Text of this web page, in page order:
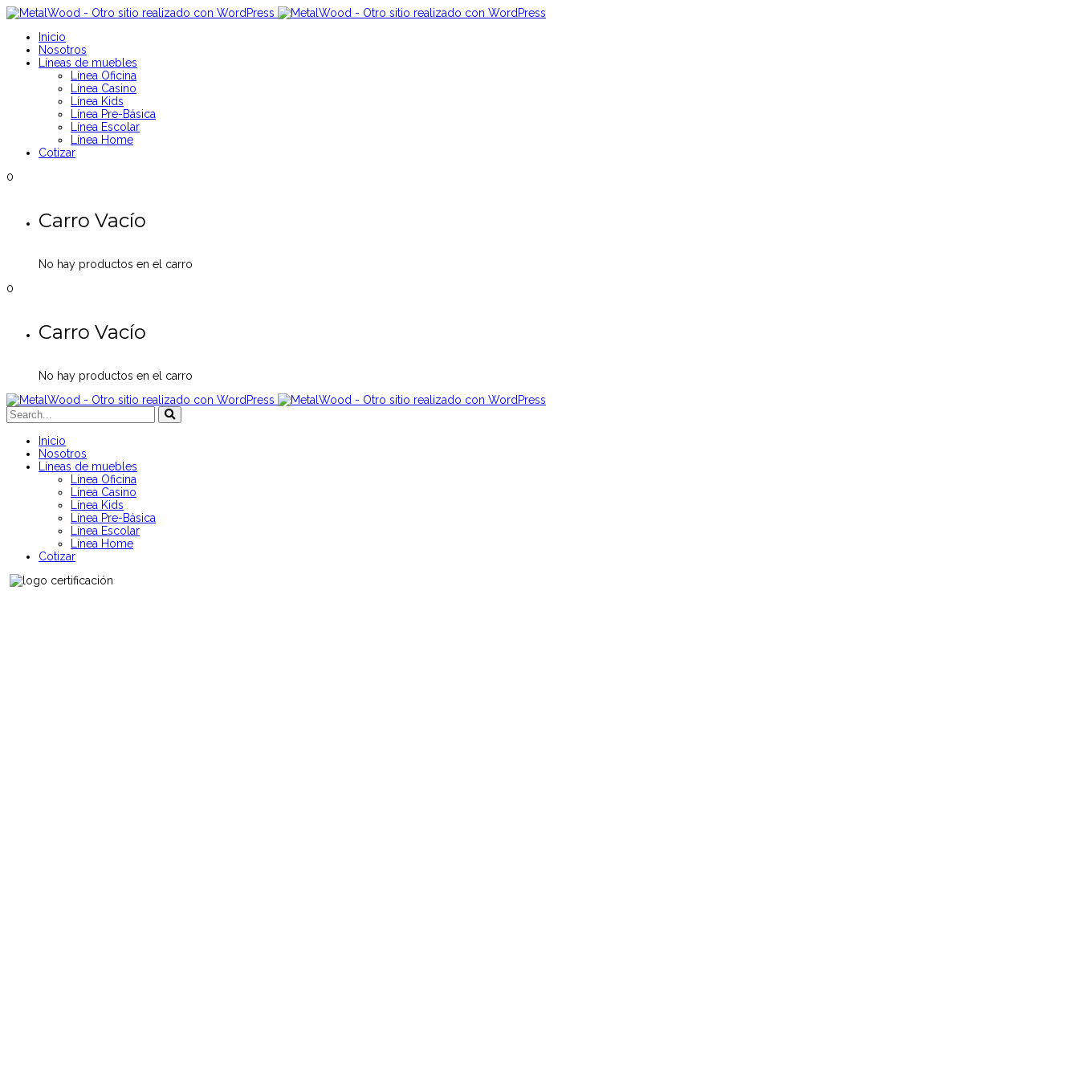
Inicio
Nosotros
Líneas de muebles
Línea Oficina
Línea Casino
Línea Kids
Línea Pre-Básica
Línea Escolar
Línea Home
Cotizar
0
Carro Vacío
No hay productos en el carro
0
Carro Vacío
No hay productos en el carro
Inicio
Nosotros
Líneas de muebles
Línea Oficina
Línea Casino
Línea Kids
Línea Pre-Básica
Línea Escolar
Línea Home
Cotizar